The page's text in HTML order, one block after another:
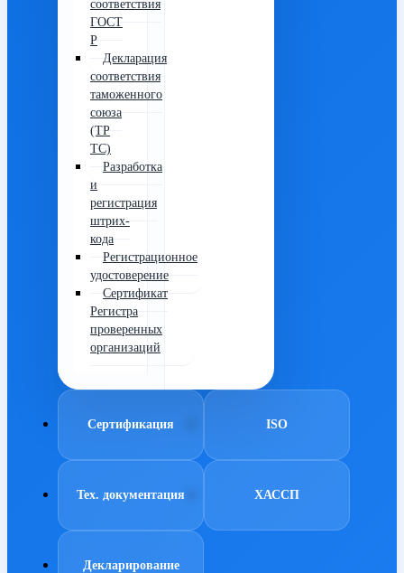
соответствия
ГОСТ
Р
Декларация
соответствия
таможенного
союза
(ТР
ТС)
Разработка
и
регистрация
штрих-
кода
Регистрационное
удостоверение
Сертификат
Регистра
проверенных
организаций
Сертификация ISO
Тех. документация ХАССП
Декларирование